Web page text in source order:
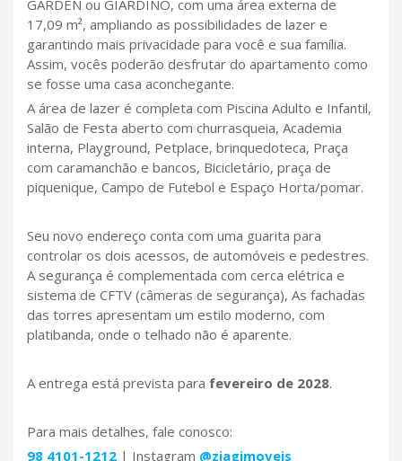
GARDEN ou GIARDINO, com uma área externa de
17,09 m², ampliando as possibilidades de lazer e
garantindo mais privacidade para você e sua família.
Assim, vocês poderão desfrutar do apartamento como
se fosse uma casa aconchegante.
A área de lazer é completa com Piscina Adulto e Infantil,
Salão de Festa aberto com churrasqueia, Academia
interna, Playground, Petplace, brinquedoteca, Praça
com caramanchão e bancos, Bicicletário, praça de
piquenique, Campo de Futebol e Espaço Horta/pomar.
Seu novo endereço conta com uma guarita para
controlar os dois acessos, de automóveis e pedestres.
A segurança é complementada com cerca elétrica e
sistema de CFTV (câmeras de segurança), As fachadas
das torres apresentam um estilo moderno, com
platibanda, onde o telhado não é aparente.
A entrega está prevista para fevereiro de 2028.
Para mais detalhes, fale conosco:
98 4101-1212 | Instagram @ziagimoveis